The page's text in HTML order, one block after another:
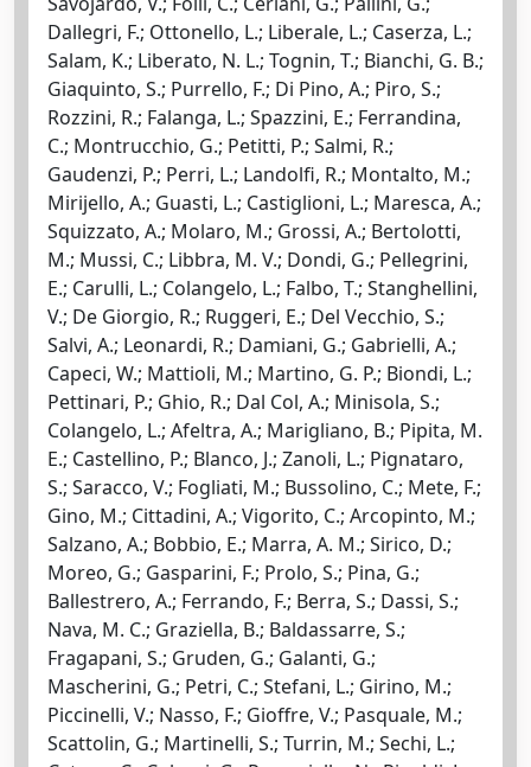
Dallegri, F.; Ottonello, L.; Liberale, L.; Caserza, L.;
Salam, K.; Liberato, N. L.; Tognin, T.; Bianchi, G. B.;
Giaquinto, S.; Purrello, F.; Di Pino, A.; Piro, S.;
Rozzini, R.; Falanga, L.; Spazzini, E.; Ferrandina,
C.; Montrucchio, G.; Petitti, P.; Salmi, R.;
Gaudenzi, P.; Perri, L.; Landolfi, R.; Montalto, M.;
Mirijello, A.; Guasti, L.; Castiglioni, L.; Maresca, A.;
Squizzato, A.; Molaro, M.; Grossi, A.; Bertolotti,
M.; Mussi, C.; Libbra, M. V.; Dondi, G.; Pellegrini,
E.; Carulli, L.; Colangelo, L.; Falbo, T.; Stanghellini,
V.; De Giorgio, R.; Ruggeri, E.; Del Vecchio, S.;
Salvi, A.; Leonardi, R.; Damiani, G.; Gabrielli, A.;
Capeci, W.; Mattioli, M.; Martino, G. P.; Biondi, L.;
Pettinari, P.; Ghio, R.; Dal Col, A.; Minisola, S.;
Colangelo, L.; Afeltra, A.; Marigliano, B.; Pipita, M.
E.; Castellino, P.; Blanco, J.; Zanoli, L.; Pignataro,
S.; Saracco, V.; Fogliati, M.; Bussolino, C.; Mete, F.;
Gino, M.; Cittadini, A.; Vigorito, C.; Arcopinto, M.;
Salzano, A.; Bobbio, E.; Marra, A. M.; Sirico, D.;
Moreo, G.; Gasparini, F.; Prolo, S.; Pina, G.;
Ballestrero, A.; Ferrando, F.; Berra, S.; Dassi, S.;
Nava, M. C.; Graziella, B.; Baldassarre, S.;
Fragapani, S.; Gruden, G.; Galanti, G.;
Mascherini, G.; Petri, C.; Stefani, L.; Girino, M.;
Piccinelli, V.; Nasso, F.; Gioffre, V.; Pasquale, M.;
Scattolin, G.; Martinelli, S.; Turrin, M.; Sechi, L.;